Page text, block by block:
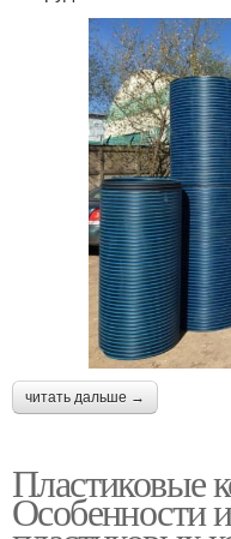
читать дальше →
Пластиковые
Особенности